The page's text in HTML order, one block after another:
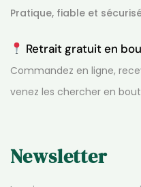
Pratique, fiable et
Retrait gratuit en
Commandez en ligne,
venez les chercher en
Newsletter